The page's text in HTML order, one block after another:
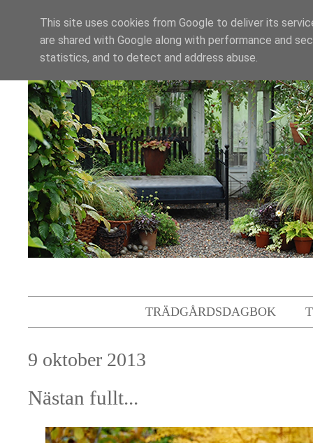
TRÄDGÅRDSDAGBOK
9 oktober 2013
Nästan fullt...
This site uses cookies from Google to deliver its
are shared with Google along with performance and
statistics, and to detect and address abuse.